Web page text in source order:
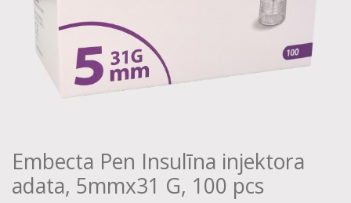
Embecta Pen Insulīna injektora
adata, 5mmx31 G, 100 pcs